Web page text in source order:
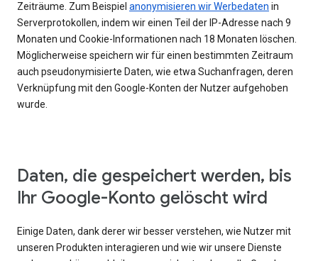
Zeiträume. Zum Beispiel anonymisieren wir Werbedaten in
Serverprotokollen, indem wir einen Teil der IP-Adresse nach 9
Monaten und Cookie-Informationen nach 18 Monaten löschen.
Möglicherweise speichern wir für einen bestimmten Zeitraum
auch pseudonymisierte Daten, wie etwa Suchanfragen, deren
Verknüpfung mit den Google-Konten der Nutzer aufgehoben
wurde.
Daten, die gespeichert werden, bis
Ihr Google-Konto gelöscht wird
Einige Daten, dank derer wir besser verstehen, wie Nutzer mit
unseren Produkten interagieren und wie wir unsere Dienste